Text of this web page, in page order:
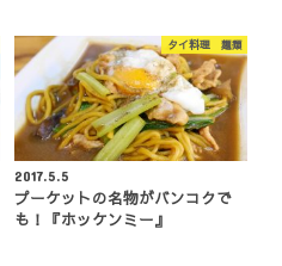
タイ料理 麺類
2017.5.5
プーケットの名物がバンコクで
も！『ホッケンミー』